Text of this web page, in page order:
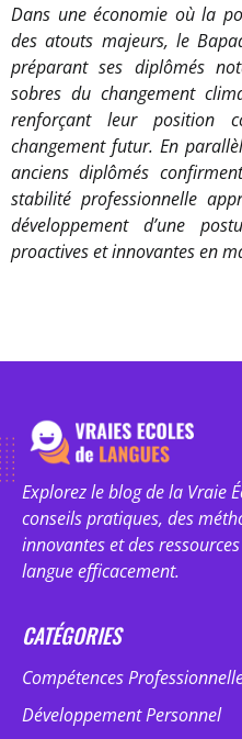
Dans une économie où la
des atouts majeurs, le
préparant ses diplômés
sobres du changement
renforçant leur position
changement futur. En
anciens diplômés
stabilité professionnelle
développement d’une
proactives et innovantes en
Explorez le blog de la Vraie
conseils pratiques, des
innovantes et des
langue efficacement.
CATÉGORIES
Compétences
Développement Personnel